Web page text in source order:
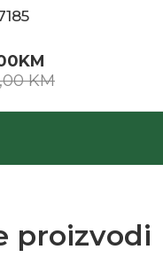
KM
KM
proizvodi